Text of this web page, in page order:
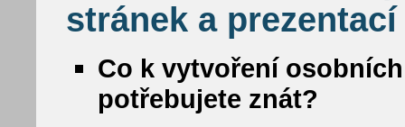
stránek a
Co k vytvoření
potřebujete znát?